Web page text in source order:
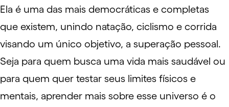
Ela é uma das mais democráticas e completas
que existem, unindo natação, ciclismo e corrida
visando um único objetivo, a superação pessoal.
Seja para quem busca uma vida mais saudável ou
para quem quer testar seus limites físicos e
mentais, aprender mais sobre esse universo é o